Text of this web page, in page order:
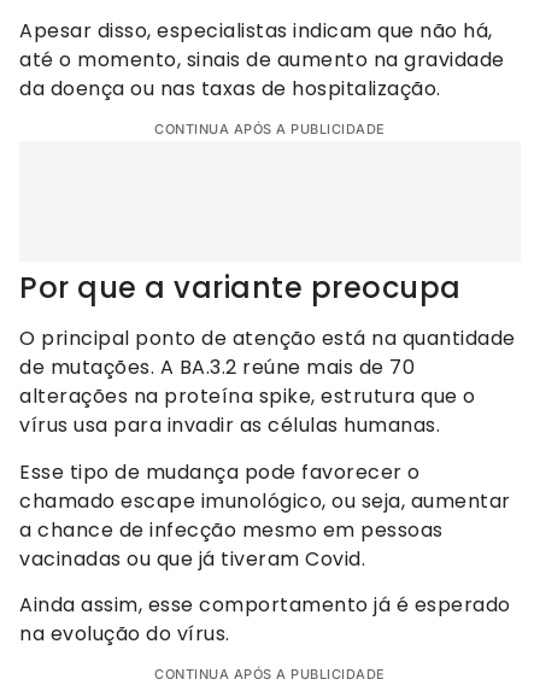
Apesar disso, especialistas indicam que não há,
até o momento, sinais de aumento na gravidade
da doença ou nas taxas de hospitalização.
CONTINUA APÓS A PUBLICIDADE
Por que a variante preocupa
O principal ponto de atenção está na quantidade
de mutações. A BA.3.2 reúne mais de 70
alterações na proteína spike, estrutura que o
vírus usa para invadir as células humanas.
Esse tipo de mudança pode favorecer o
chamado escape imunológico, ou seja, aumentar
a chance de infecção mesmo em pessoas
vacinadas ou que já tiveram Covid.
Ainda assim, esse comportamento já é esperado
na evolução do vírus.
CONTINUA APÓS A PUBLICIDADE